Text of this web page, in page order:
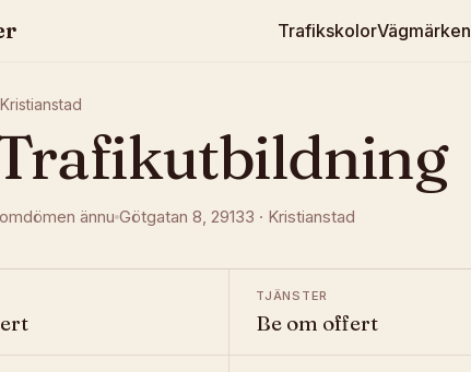
TrafikskolorVägmärken
Kristianstad
ännu Götgatan 8, 29133 · Kristianstad
TJÄNSTER
Be om offert